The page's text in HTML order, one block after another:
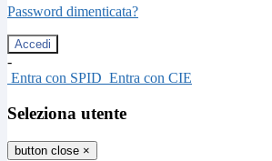
Password dimenticata?
-
Entra con SPID Entra con CIE
Seleziona utente
button close ×